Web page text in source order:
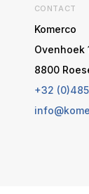
CONTACT
Komerco
Ovenhoek
8800
+32